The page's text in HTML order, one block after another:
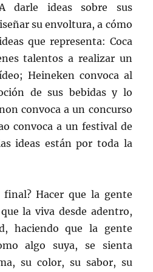
darle ideas sobre sus
su envoltura, a cómo
que representa: Coca
talentos a realizar un
Heineken convoca al
de sus bebidas y lo
convoca a un concurso
convoca a un festival de
ideas están por toda la
final? Hacer que la gente
la viva desde adentro,
haciendo que la gente
algo suya, se sienta
su color, su sabor, su